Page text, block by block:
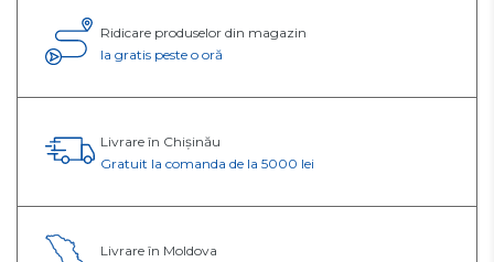
Ridicare produselor din magazin
Ia gratis peste o oră
Livrare în Chișinău
Gratuit la comanda de la 5000 lei
Livrare în Moldova